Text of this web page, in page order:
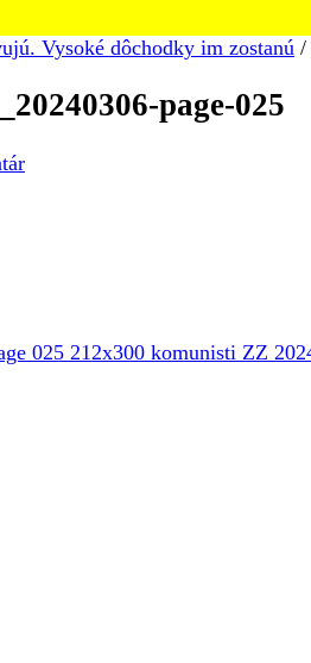
Vysoké dôchodky im zostanú /
page-025